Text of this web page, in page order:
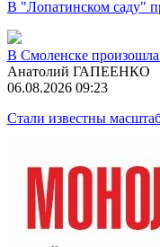
В "Лопатинском саду"
В Смоленске произошла
Анатолий ГАПЕЕНКО
06.08.2026 09:23
Стали известны